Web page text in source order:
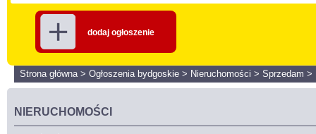
dodaj ogłoszenie
Strona główna> Ogłoszenia bydgoskie > Nieruchomości > Sprzedam >
NIERUCHOMOŚCI